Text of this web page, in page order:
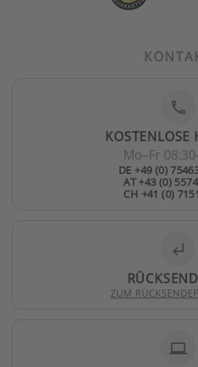
phone
KOSTENLOSE
Mo–Fr
DE +49 (0)
AT +43 (0)
CH +41 (0)
subdirectory_arrow_left
ZUM
laptop